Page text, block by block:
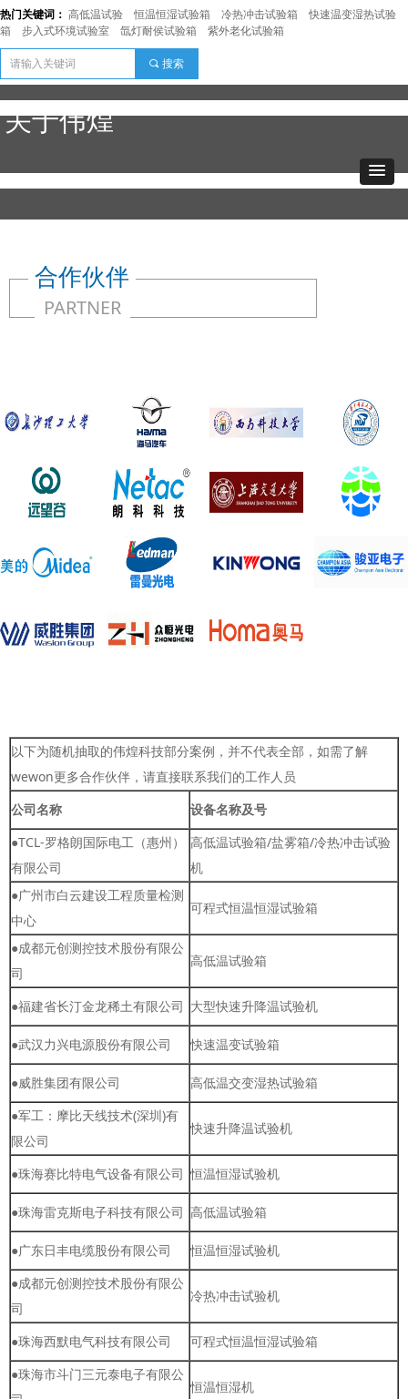
热门关键词： 高低温试验 恒温恒湿试验箱 冷热冲击试验箱
快速温变湿热试验
箱
步入式环境试验室 氙灯耐侯试验箱 紫外老化试验箱
关于伟煌
合作伙伴
PARTNER
끠 搜索
以下为随机抽取的伟煌科技部分案例，并不代表全部，如需了解
wewon更多合作伙伴，请直接联系我们的工作人员
公司名称
设备名称及号
●TCL-罗格朗国际电工（惠州）
有限公司
高低温试验箱/盐雾箱/冷热冲击试验
机
●广州市白云建设工程质量检测
中心
可程式恒温恒湿试验箱
●成都元创测控技术股份有限公
司
高低温试验箱
●福建省长汀金龙稀土有限公司 大型快速升降温试验机
●武汉力兴电源股份有限公司 快速温变试验箱
●威胜集团有限公司
高低温交变湿热试验箱
●军工：摩比天线技术(深圳)有
限公司
快速升降温试验机
●珠海赛比特电气设备有限公司 恒温恒湿试验机
●珠海雷克斯电子科技有限公司 高低温试验箱
●广东日丰电缆股份有限公司
恒温恒湿试验机
●成都元创测控技术股份有限公
司
冷热冲击试验机
●珠海西默电气科技有限公司
可程式恒温恒湿试验箱
●珠海市斗门三元泰电子有限公
恒温恒湿机